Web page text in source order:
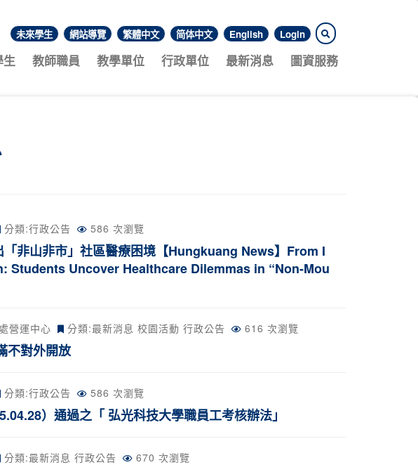
:::
未來學生 網站導覽 繁體中文 简体中文 English Login
生 教師職員 教學單位 行政單位 最新消息 圖資服務
分類:行政公告 586 次瀏覽
「非山非市」社區醫療困境【Hungkuang News】From I
Uncover Healthcare Dilemmas in “Non-Mou
營運中心 分類:最新消息 校園活動 行政公告 616 次瀏覽
不對外開放
分類:行政公告 586 次瀏覽
）通過之「 弘光科技大學職員工考核辦法」
分類:最新消息 行政公告 670 次瀏覽